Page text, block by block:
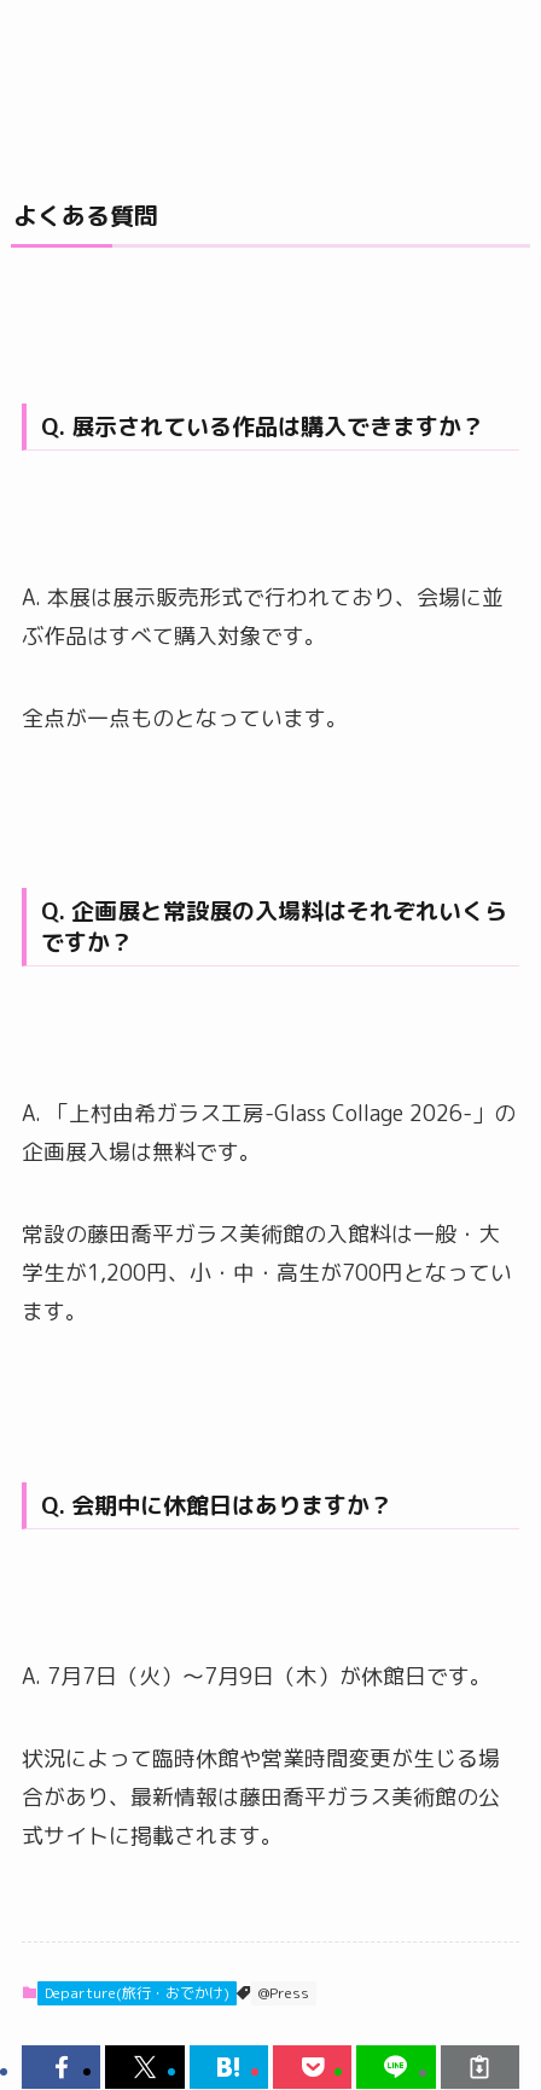
よくある質問
Q. 展示されている作品は購入できますか？
A. 本展は展示販売形式で行われており、会場に並
ぶ作品はすべて購入対象です。
全点が一点ものとなっています。
Q. 企画展と常設展の入場料はそれぞれいくら
ですか？
A. 「上村由希ガラス工房-Glass Collage 2026-」の
企画展入場は無料です。
常設の藤田喬平ガラス美術館の入館料は一般・大
学生が1,200円、小・中・高生が700円となってい
ます。
Q. 会期中に休館日はありますか？
A. 7月7日（火）〜7月9日（木）が休館日です。
状況によって臨時休館や営業時間変更が生じる場
合があり、最新情報は藤田喬平ガラス美術館の公
式サイトに掲載されます。
Departure(旅行・おでかけ) @Press